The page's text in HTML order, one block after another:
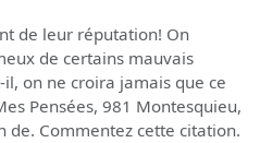
de leur réputation! On
de certains mauvais
on ne croira jamais que ce
Pensées, 981 Montesquieu,
de. Commentez cette citation.